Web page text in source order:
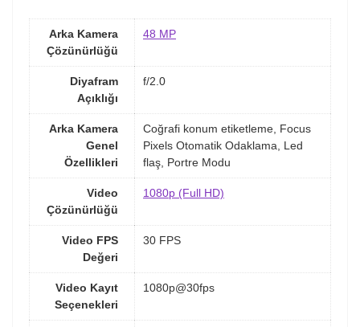
Arka Kamera
Çözünürlüğü
48 MP
Diyafram
Açıklığı
f/2.0
Arka Kamera
Genel
Özellikleri
Coğrafi konum etiketleme, Focus
Pixels Otomatik Odaklama, Led
flaş, Portre Modu
Video
Çözünürlüğü
1080p (Full HD)
Video FPS
Değeri
30 FPS
Video Kayıt
Seçenekleri
1080p@30fps